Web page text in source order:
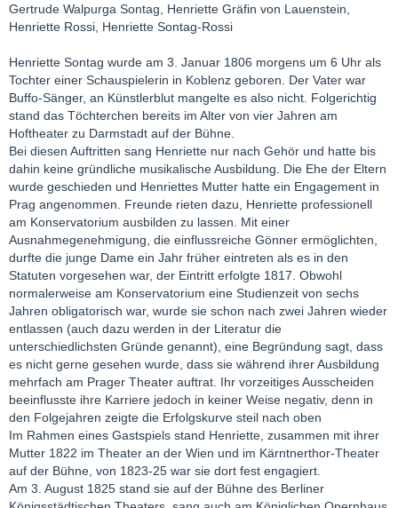
Gertrude Walpurga Sontag, Henriette Gräfin von Lauenstein,
Henriette Rossi, Henriette Sontag-Rossi
Henriette Sontag wurde am 3. Januar 1806 morgens um 6 Uhr als
Tochter einer Schauspielerin in Koblenz geboren. Der Vater war
Buffo-Sänger, an Künstlerblut mangelte es also nicht. Folgerichtig
stand das Töchterchen bereits im Alter von vier Jahren am
Hoftheater zu Darmstadt auf der Bühne.
Bei diesen Auftritten sang Henriette nur nach Gehör und hatte bis
dahin keine gründliche musikalische Ausbildung. Die Ehe der Eltern
wurde geschieden und Henriettes Mutter hatte ein Engagement in
Prag angenommen. Freunde rieten dazu, Henriette professionell
am Konservatorium ausbilden zu lassen. Mit einer
Ausnahmegenehmigung, die einflussreiche Gönner ermöglichten,
durfte die junge Dame ein Jahr früher eintreten als es in den
Statuten vorgesehen war, der Eintritt erfolgte 1817. Obwohl
normalerweise am Konservatorium eine Studienzeit von sechs
Jahren obligatorisch war, wurde sie schon nach zwei Jahren wieder
entlassen (auch dazu werden in der Literatur die
unterschiedlichsten Gründe genannt), eine Begründung sagt, dass
es nicht gerne gesehen wurde, dass sie während ihrer Ausbildung
mehrfach am Prager Theater auftrat. Ihr vorzeitiges Ausscheiden
beeinflusste ihre Karriere jedoch in keiner Weise negativ, denn in
den Folgejahren zeigte die Erfolgskurve steil nach oben
Im Rahmen eines Gastspiels stand Henriette, zusammen mit ihrer
Mutter 1822 im Theater an der Wien und im Kärntnerthor-Theater
auf der Bühne, von 1823-25 war sie dort fest engagiert.
Am 3. August 1825 stand sie auf der Bühne des Berliner